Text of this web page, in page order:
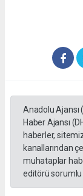
Anadolu Ajansı
Haber Ajansı
haberler,
kanallarından
muhataplar
editörü sorumlu